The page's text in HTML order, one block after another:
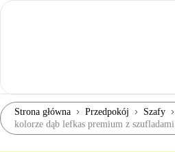
Strona główna Przedpokój Szafy
kolorze dąb lefkas premium z szufladami